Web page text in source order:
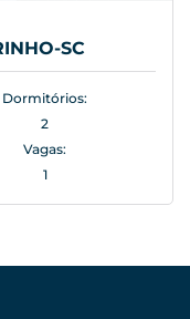
SC
Dormitórios:
2
Vagas:
1